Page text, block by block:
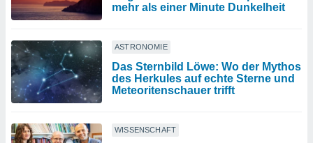
mehr als einer Minute Dunkelheit
ASTRONOMIE
Das Sternbild Löwe: Wo der Mythos
des Herkules auf echte Sterne und
Meteoritenschauer trifft
WISSENSCHAFT